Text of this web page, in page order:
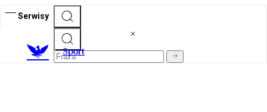
Serwisy
Sport